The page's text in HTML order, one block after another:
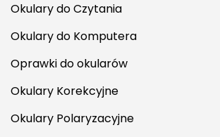
Okulary do Czytania
Okulary do Komputera
Oprawki do okularów
Okulary Korekcyjne
Okulary Polaryzacyjne